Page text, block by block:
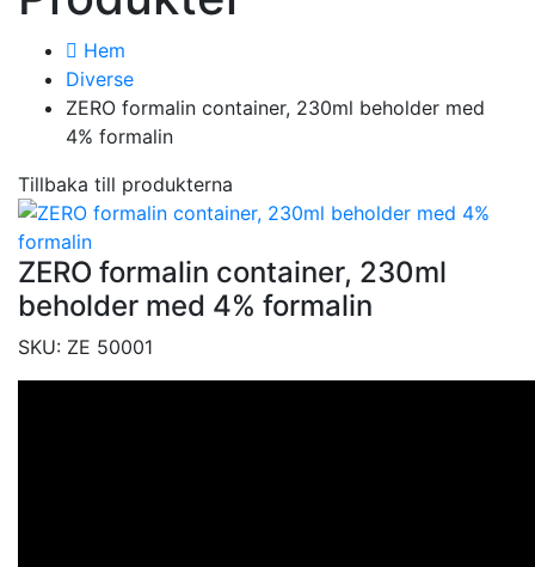
Hem
Diverse
ZERO formalin container, 230ml beholder med
4% formalin
Tillbaka till produkterna
ZERO formalin container, 230ml
beholder med 4% formalin
SKU: ZE 50001